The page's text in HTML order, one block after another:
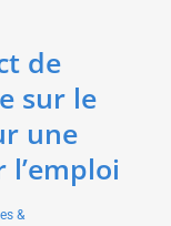
de
sur le
une
&